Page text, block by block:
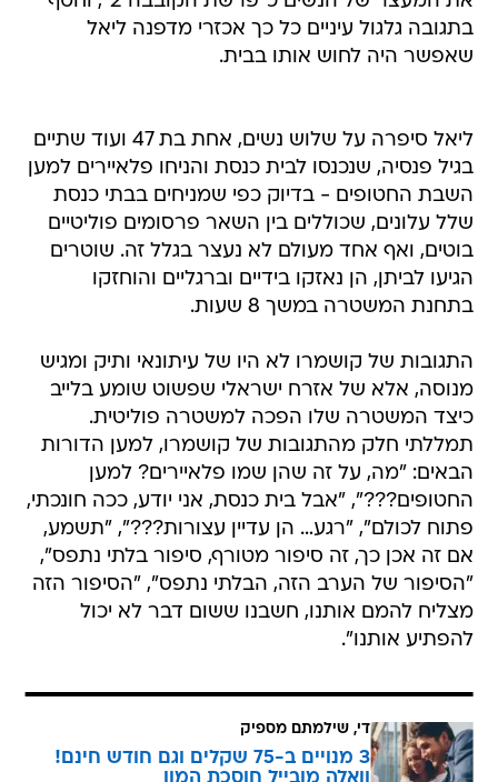
בתגובה גלגול עיניים כל כך אכזרי מדפנה ליאל
שאפשר היה לחוש אותו בבית.
ליאל סיפרה על שלוש נשים, אחת בת 47 ועוד שתיים
בגיל פנסיה, שנכנסו לבית כנסת והניחו פלאיירים למען
השבת החטופים - בדיוק כפי שמניחים בבתי כנסת
שלל עלונים, שכוללים בין השאר פרסומים פוליטיים
בוטים, ואף אחד מעולם לא נעצר בגלל זה. שוטרים
הגיעו לביתן, הן נאזקו בידיים וברגליים והוחזקו
בתחנת המשטרה במשך 8 שעות.
התגובות של קושמרו לא היו של עיתונאי ותיק ומגיש
מנוסה, אלא של אזרח ישראלי שפשוט שומע בלייב
כיצד המשטרה שלו הפכה למשטרה פוליטית.
תמללתי חלק מהתגובות של קושמרו, למען הדורות
הבאים: "מה, על זה שהן שמו פלאיירים? למען
החטופים???", "אבל בית כנסת, אני יודע, ככה חונכתי,
פתוח לכולם", "רגע… הן עדיין עצורות???", "תשמע,
אם זה אכן כך, זה סיפור מטורף, סיפור בלתי נתפס",
"הסיפור של הערב הזה, הבלתי נתפס", "הסיפור הזה
מצליח להמם אותנו, חשבנו ששום דבר לא יכול
להפתיע אותנו".
די, שילמתם מספיק
3 מנויים ב-75 שקלים וגם חודש חינם!
וואלה מובייל חוסכת המון